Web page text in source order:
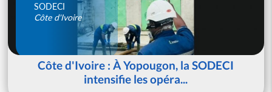
SODECI
Côte d'Ivoire
Côte d'Ivoire : À Yopougon, la SODECI
intensifie les opéra...